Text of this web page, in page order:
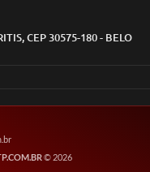
CEP 30575-180 - BELO
© 2026